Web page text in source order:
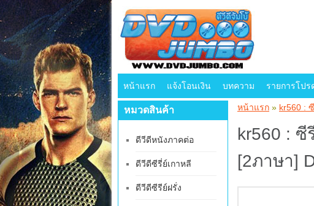
หน้าแรก แจ้งโอนเงิน บทความ รายการโปร
หมวดสินค้า
ดีวีดีหนังภาคต่อ
ดีวีดีซีรี่ย์เกาหลี
ดีวีดีซีรีย์ฝรั่ง
หน้าแรก » kr560 :
kr560 : ซี
[2ภาษา]